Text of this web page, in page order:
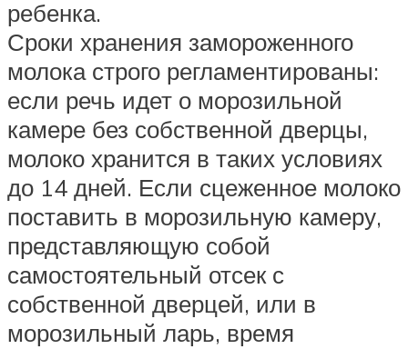
ребенка.
Сроки хранения замороженного
молока строго регламентированы:
если речь идет о морозильной
камере без собственной дверцы,
молоко хранится в таких условиях
до 14 дней. Если сцеженное молоко
поставить в морозильную камеру,
представляющую собой
самостоятельный отсек с
собственной дверцей, или в
морозильный ларь, время